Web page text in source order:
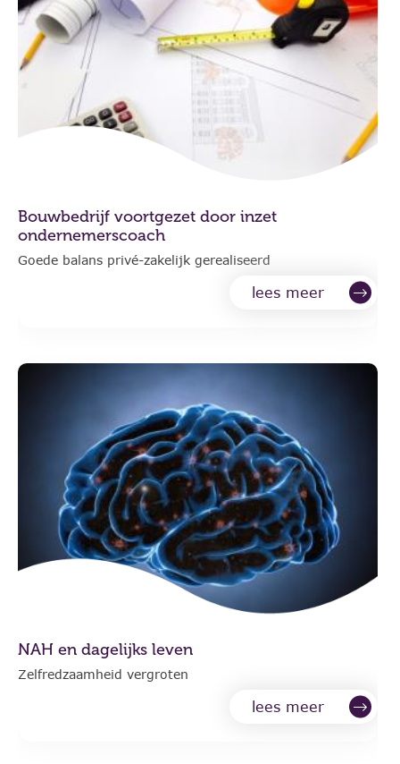
Bouwbedrijf voortgezet door inzet
ondernemerscoach
Goede balans privé-zakelijk gerealiseerd
lees meer
NAH en dagelijks leven
Zelfredzaamheid vergroten
lees meer